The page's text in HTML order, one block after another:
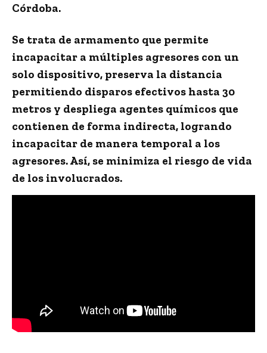
Córdoba.
Se trata de armamento que permite
incapacitar a múltiples agresores con un
solo dispositivo, preserva la distancia
permitiendo disparos efectivos hasta 30
metros y despliega agentes químicos que
contienen de forma indirecta, logrando
incapacitar de manera temporal a los
agresores. Así, se minimiza el riesgo de vida
de los involucrados.